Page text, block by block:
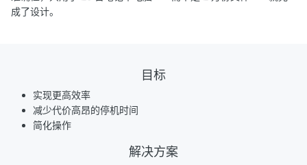
成了设计。
目标
实现更高效率
减少代价高昂的停机时间
简化操作
解决方案